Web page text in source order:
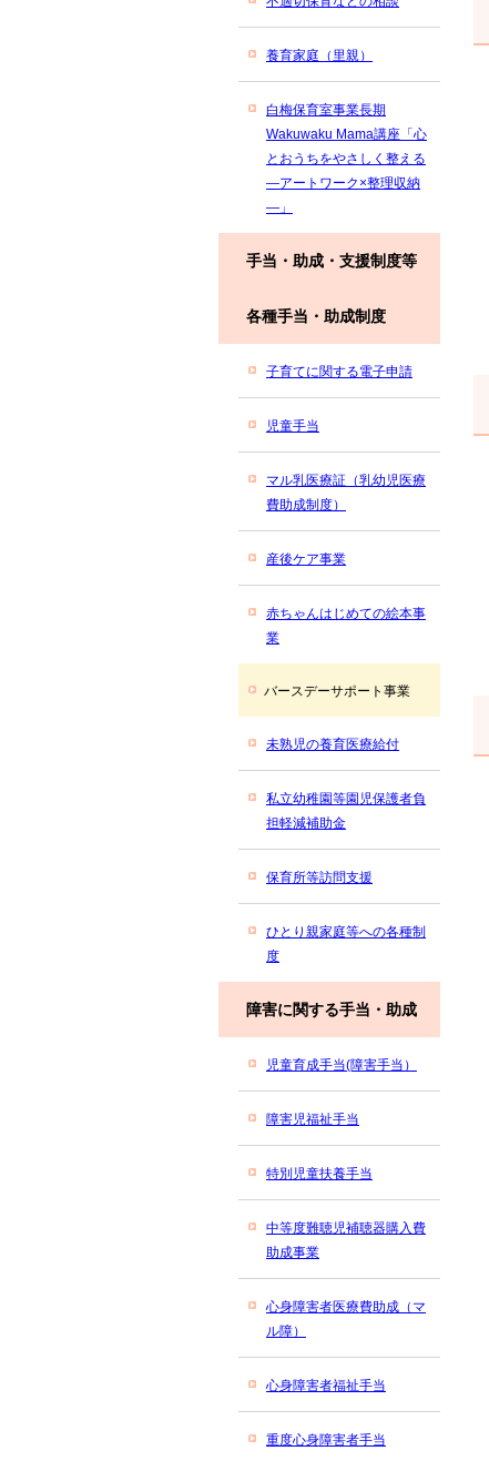
養育家庭（里親）
白梅保育室事業長期
Wakuwaku Mama講座「心
とおうちをやさしく整える
―アートワーク×整理収納
―」
手当・助成・支援制度等
各種手当・助成制度
子育てに関する電子申請
児童手当
マル乳医療証（乳幼児医療
費助成制度）
産後ケア事業
赤ちゃんはじめての絵本事
業
バースデーサポート事業
未熟児の養育医療給付
私立幼稚園等園児保護者負
担軽減補助金
保育所等訪問支援
ひとり親家庭等への各種制
度
障害に関する手当・助成
児童育成手当(障害手当）
障害児福祉手当
特別児童扶養手当
中等度難聴児補聴器購入費
助成事業
心身障害者医療費助成（マ
ル障）
心身障害者福祉手当
重度心身障害者手当